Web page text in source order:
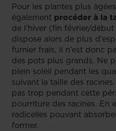
Pour les plantes plus
également procéder à la
de l’hiver (fin février/
dispose alors de plus
fumier frais, il n’est donc
des pots plus grands. Ne
plein soleil pendant les
suivant la taille des
pas trop pendant cette
pourriture des racines. En
radicelles pouvant
former.